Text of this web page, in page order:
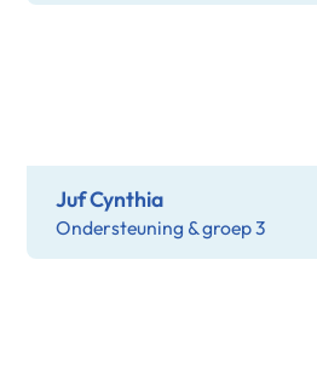
Juf Cynthia
Ondersteuning & groep 3